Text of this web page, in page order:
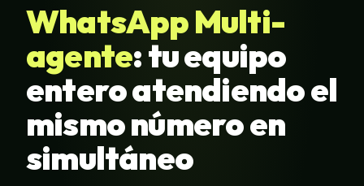
WhatsApp Multi-
agente: tu equipo
entero atendiendo el
mismo número en
simultáneo